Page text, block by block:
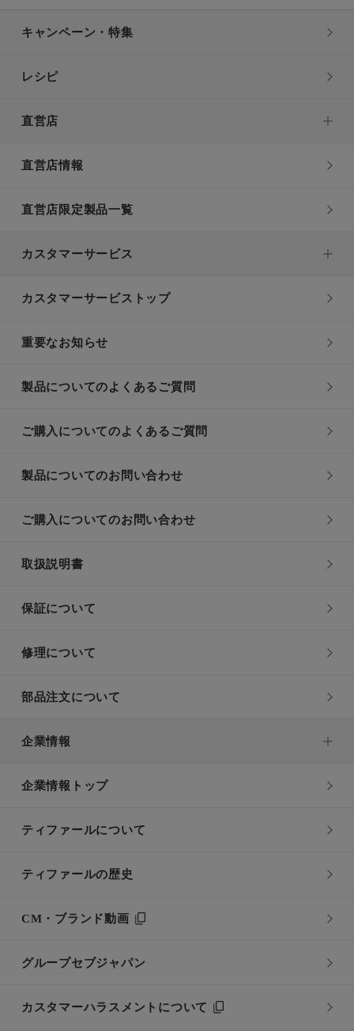
キャンペーン・特集
レシピ
直営店
直営店情報
直営店限定製品一覧
カスタマーサービス
カスタマーサービストップ
重要なお知らせ
製品についてのよくあるご質問
ご購入についてのよくあるご質問
製品についてのお問い合わせ
ご購入についてのお問い合わせ
取扱説明書
保証について
修理について
部品注文について
企業情報
企業情報トップ
ティファールについて
ティファールの歴史
CM・ブランド動画
グループセブジャパン
カスタマーハラスメントについて